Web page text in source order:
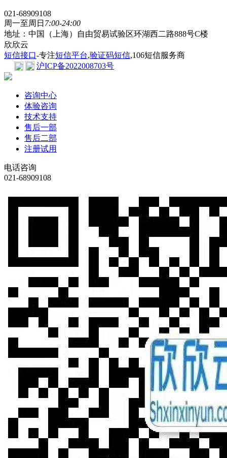
021-68909108
周一至周日 7:00-24:00
地址：中国（上海）自由贸易试验区环湖西二路888号C楼
欣欣云
短信接口-专注短信平台,验证码短信,106短信服务商
沪ICP备2022008703号
咨询中心
体验咨询
技术支持
售后一部
售后二部
注册试用
电话咨询
021-68909108